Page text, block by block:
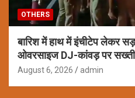
OTHERS
बारिश में हाथ में इंचीटेप लेकर
ओवरसाइज DJ-कांवड़ पर सख्ती
August 6, 2026 admin